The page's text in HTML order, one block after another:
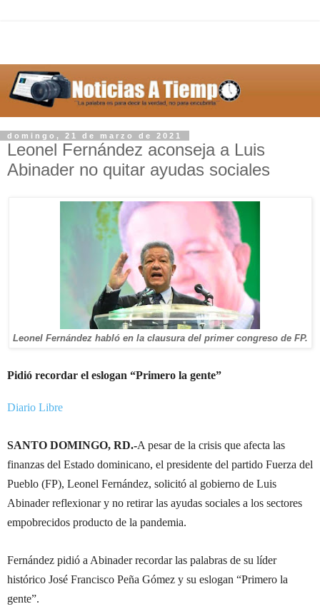
domingo, 21 de marzo de 2021
Leonel Fernández aconseja a Luis
Abinader no quitar ayudas sociales
Leonel Fernández habló en la clausura del primer congreso de FP.
Pidió recordar el eslogan “Primero la gente”
Diario Libre
SANTO DOMINGO, RD.-A pesar de la crisis que afecta las
finanzas del Estado dominicano, el presidente del partido Fuerza del
Pueblo (FP), Leonel Fernández, solicitó al gobierno de Luis
Abinader reflexionar y no retirar las ayudas sociales a los sectores
empobrecidos producto de la pandemia.
Fernández pidió a Abinader recordar las palabras de su líder
histórico José Francisco Peña Gómez y su eslogan “Primero la
gente”.